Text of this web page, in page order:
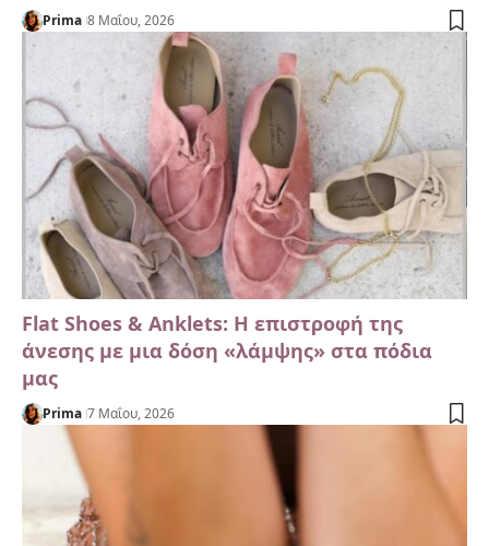
Prima 8 Μαΐου, 2026
Flat Shoes & Anklets: Η επιστροφή της
άνεσης με μια δόση «λάμψης» στα πόδια
μας
Prima 7 Μαΐου, 2026